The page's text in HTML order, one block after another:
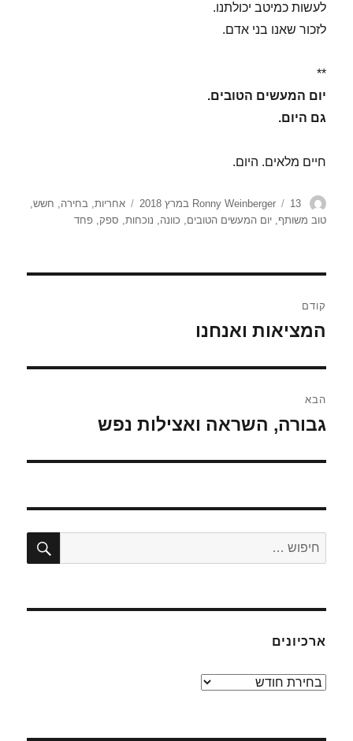
לעשות כמיטב יכולתנו.
לזכור שאנו בני אדם.
**
יום המעשים הטובים.
גם היום.
חיים מלאים. היום.
מחבר Ronny Weinberger
פורסם
בתאריך
13 במרץ 2018 תגיות
אחריות,בחירה, חשש,
טוב משותף,יום המעשים הטובים, כוונה, נוכחות, ספק,פחד
קודם
הפוסט
המציאות ואנחנו
הבא
הפוסט
גבורה, השראה ואצילות נפש
חפש:
ארכיונים
ארכיונים